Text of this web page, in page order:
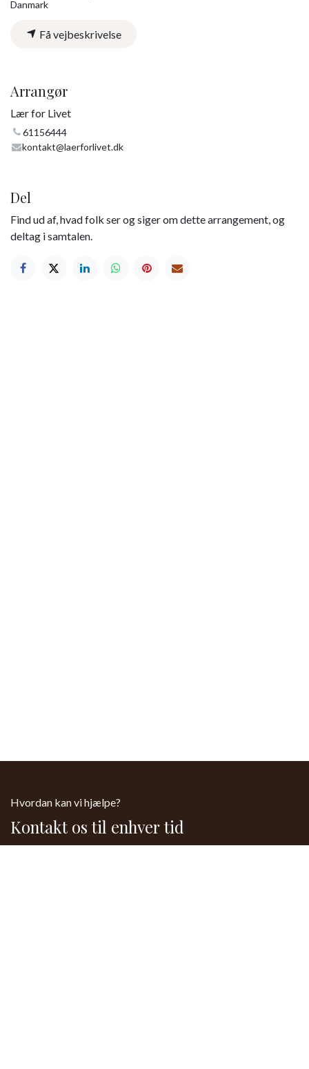
Danmark
Få vejbeskrivelse
Arrangør
Lær for Livet
61156444
kontakt@laerforlivet.dk
Del
Find ud af, hvad folk ser og siger om dette arrangement, og
deltag i samtalen.
Hvordan kan vi hjælpe?
Kontakt os til enhver tid